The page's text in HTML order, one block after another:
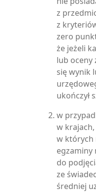
z
z
zero
że jeżeli
lub oceny
się wynik
ukończył
w
w krajach,
w których
egzaminy
do
ze
średniej